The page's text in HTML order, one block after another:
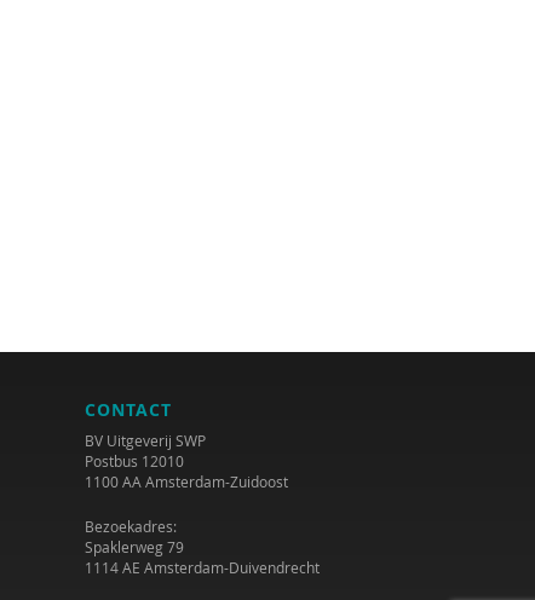
CONTACT
BV Uitgeverij SWP
Postbus 12010
1100 AA Amsterdam-Zuidoost
Bezoekadres:
Spaklerweg 79
1114 AE Amsterdam-Duivendrecht